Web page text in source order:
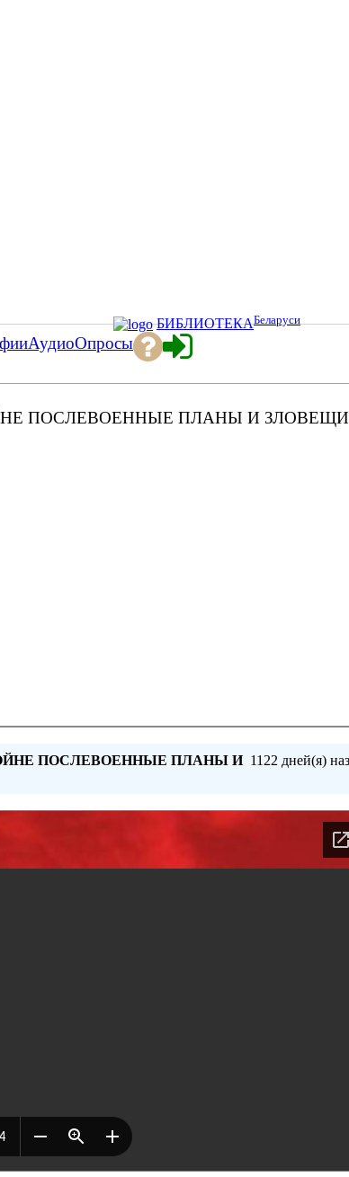
БИБЛИОТЕКАБеларуси
АудиоОпросы
ПОСЛЕВОЕННЫЕ ПЛАНЫ И
1122 дней(я)
ПОСЛЕВОЕННЫЕ ПЛАНЫ И